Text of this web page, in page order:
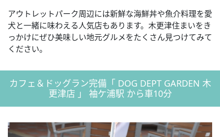
アウトレットパーク周辺には新鮮な海鮮丼や魚介料理を愛
犬と一緒に味わえる人気店もあります。木更津住まいをき
っかけにぜひ美味しい地元グルメをたくさん見つけてみて
ください。
カフェ＆ドッグラン完備「 DOG DEPT GARDEN 木
更津店 」 袖ケ浦駅 から車10分